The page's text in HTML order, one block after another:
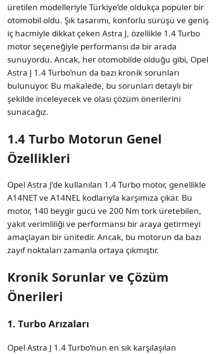
üretilen modelleriyle Türkiye’de oldukça popüler bir
otomobil oldu. Şık tasarımı, konforlu sürüşü ve geniş
iç hacmiyle dikkat çeken Astra J, özellikle 1.4 Turbo
motor seçeneğiyle performansı da bir arada
sunuyordu. Ancak, her otomobilde olduğu gibi, Opel
Astra J 1.4 Turbo’nun da bazı kronik sorunları
bulunuyor. Bu makalede, bu sorunları detaylı bir
şekilde inceleyecek ve olası çözüm önerilerini
sunacağız.
1.4 Turbo Motorun Genel
Özellikleri
Opel Astra J’de kullanılan 1.4 Turbo motor, genellikle
A14NET ve A14NEL kodlarıyla karşımıza çıkar. Bu
motor, 140 beygir gücü ve 200 Nm tork üretebilen,
yakıt verimliliği ve performansı bir araya getirmeyi
amaçlayan bir ünitedir. Ancak, bu motorun da bazı
zayıf noktaları zamanla ortaya çıkmıştır.
Kronik Sorunlar ve Çözüm
Önerileri
1. Turbo Arızaları
Opel Astra J 1.4 Turbo’nun en sık karşılaşılan